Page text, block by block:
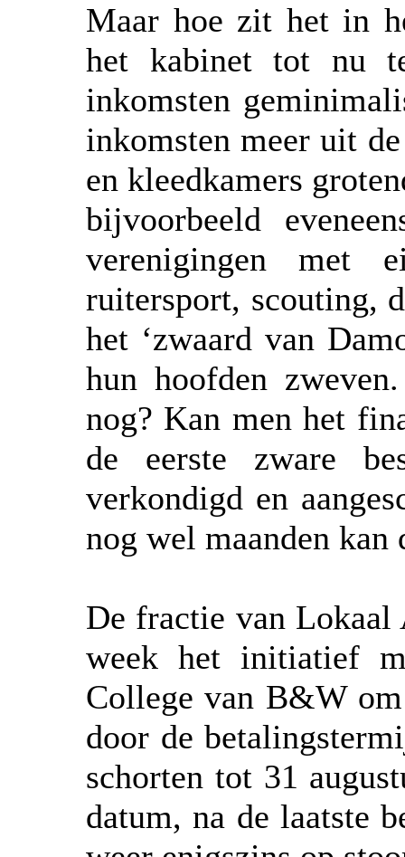
Maar hoe zit het in
het kabinet tot nu
inkomsten
inkomsten meer uit
en kleedkamers
bijvoorbeeld
verenigingen met
ruitersport, scouting,
het ‘zwaard van
hun hoofden
nog? Kan men het
de eerste zware
verkondigd en
nog wel maanden kan
De fractie van
week het initiatief
College van B&W
door de
schorten tot 31
datum, na de laatste